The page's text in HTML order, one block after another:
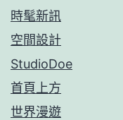
時髦新訊
空間設計
StudioDoe
首頁上方
世界漫遊